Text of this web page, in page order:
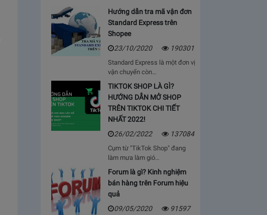
Hướng dẫn tra mã vận đơn
Standard Express trên
Shopee
23/10/2020
190301
Standard Express là một đơn vị
vận chuyển còn…
TIKTOK SHOP LÀ GÌ?
HƯỚNG DẪN MỞ SHOP
TRÊN TIKTOK CHI TIẾT
NHẤT 2022!
26/02/2022
137084
Cụm từ "TikTok Shop" đang
làm mưa làm gió…
Forum là gì? Kinh nghiệm
bán hàng trên Forum hiệu
quả
09/05/2020
91597